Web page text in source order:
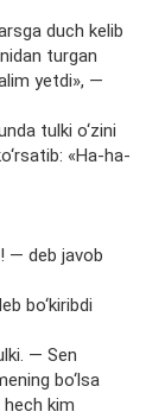
duch kelib
turgan
yetdi», —
tulki o‘zini
«Ha-ha-
— deb javob
bo‘kiribdi
— Sen
bo‘lsa
kim